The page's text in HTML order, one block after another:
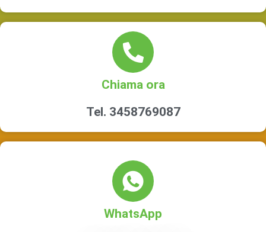
Chiama ora
Tel. 3458769087
WhatsApp